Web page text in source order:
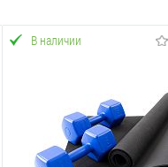
В наличии